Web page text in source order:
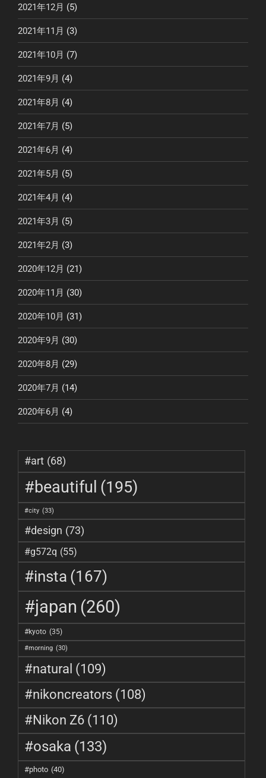
2021年12月 (5)
2021年11月 (3)
2021年10月 (7)
2021年9月 (4)
2021年8月 (4)
2021年7月 (5)
2021年6月 (4)
2021年5月 (5)
2021年4月 (4)
2021年3月 (5)
2021年2月 (3)
2020年12月 (21)
2020年11月 (30)
2020年10月 (31)
2020年9月 (30)
2020年8月 (29)
2020年7月 (14)
2020年6月 (4)
#art (68)
#beautiful (195)
#city (33)
#design (73)
#g572q (55)
#insta (167)
#japan (260)
#kyoto (35)
#morning (30)
#natural (109)
#nikoncreators (108)
#Nikon Z6 (110)
#osaka (133)
#photo (40)